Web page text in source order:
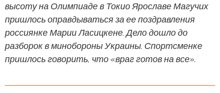
высоту на Олимпиаде в Токио Ярославе Магучих
пришлось оправдываться за ее поздравления
россиянке Марии Ласицкене. Дело дошло до
разборок в минобороны Украины. Спортсменке
пришлось говорить, что «враг готов на все».